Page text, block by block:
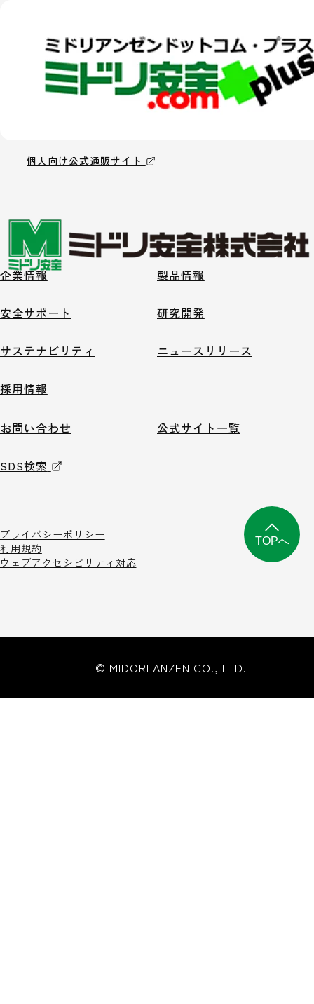
個人向け公式通販サイト
企業情報 製品情報
安全サポート 研究開発
サステナビリティ ニュースリリース
採用情報
お問い合わせ 公式サイト一覧
SDS検索
プライバシーポリシー
利用規約
ウェブアクセシビリティ対応
© MIDORI ANZEN CO., LTD.
TOPへ